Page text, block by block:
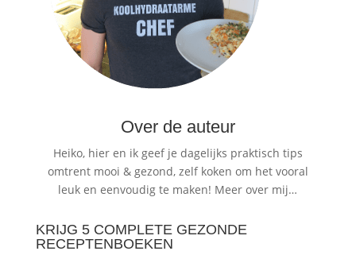
Over de auteur
Heiko, hier en ik geef je dagelijks praktisch tips
omtrent mooi & gezond, zelf koken om het vooral
leuk en eenvoudig te maken! Meer over mij…
KRIJG 5 COMPLETE GEZONDE
RECEPTENBOEKEN